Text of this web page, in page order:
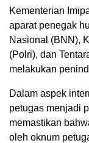
Kementerian
aparat penegak
Nasional (BNN),
(Polri), dan
melakukan
Dalam aspek
petugas menjadi
memastikan
oleh oknum